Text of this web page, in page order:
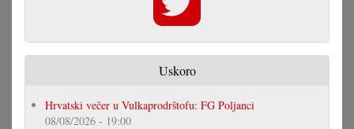
Uskoro
Hrvatski večer u Vulkaprodrštofu: FG Poljanci
08/08/2026 - 19:00